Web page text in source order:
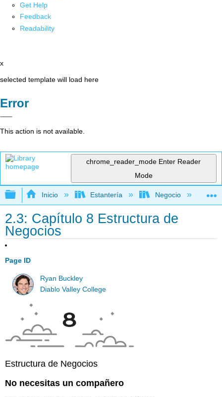
Get Help
Feedback
Readability
x
selected template will load here
Error
This action is not available.
chrome_reader_mode Enter Reader
Mode
Expandir/contraer jerarquía global
Inicio Estantería Negocio
2.3: Capítulo 8 Estructura de
Negocios
Page ID
Ryan Buckley
Diablo Valley College
Estructura de Negocios
No necesitas un compañero